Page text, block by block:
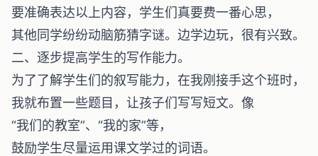
要准确表达以上内容，学生们真要费一番心思，
其他同学纷纷动脑筋猜字谜。边学边玩，很有兴致。
二、逐步提高学生的写作能力。
为了了解学生们的叙写能力，在我刚接手这个班时，
我就布置一些题目，让孩子们写写短文。像
“我们的教室”、“我的家”等，
鼓励学生尽量运用课文学过的词语。